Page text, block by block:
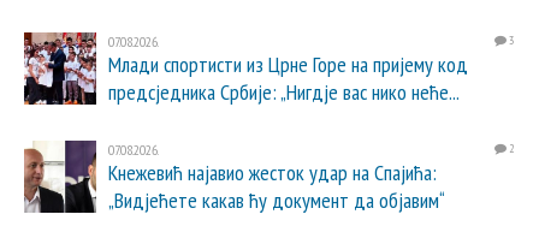
07.08.2026. 3
Млади спортисти из Црне Горе на пријему код
предсједника Србије: „Нигдје вас нико неће...
07.08.2026. 2
Кнежевић најавио жесток удар на Спајића:
„Видјећете какав ћу документ да објавим“